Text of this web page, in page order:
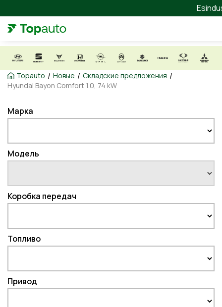
Topauto / Новые / Складские предложения /
Hyundai Bayon Comfort 1.0, 74 kW
Марка
Модель
Коробка передач
Топливо
Привод